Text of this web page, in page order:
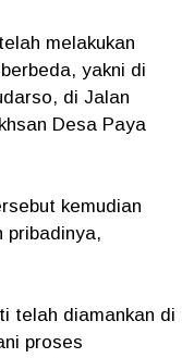
melakukan
yakni di
di Jalan
Desa Paya
kemudian
pribadinya,
telah diamankan di
proses